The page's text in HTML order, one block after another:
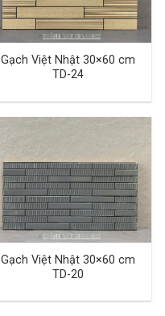
Gạch Việt Nhật 30×60 cm
TD-24
Gạch Việt Nhật 30×60 cm
TD-20